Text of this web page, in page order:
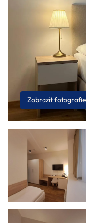
Zobrazit fotografie